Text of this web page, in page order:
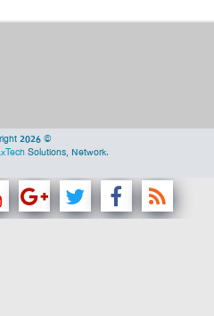
2026 ©
Solutions, Network.